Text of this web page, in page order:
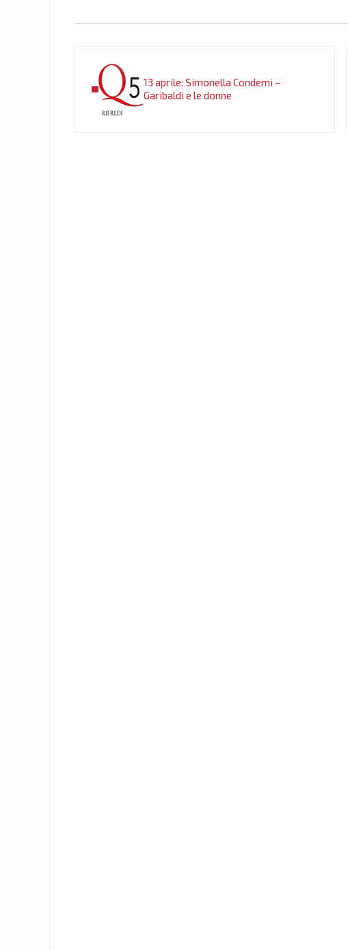
13 aprile: Simonella Condemi –
Garibaldi e le donne